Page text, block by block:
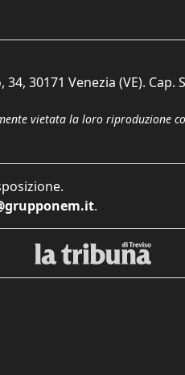
30171 Venezia (VE). Cap.
vietata la loro riproduzione
.